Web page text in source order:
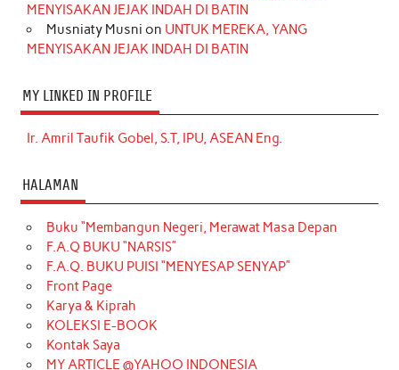
MENYISAKAN JEJAK INDAH DI BATIN
Musniaty Musni on UNTUK MEREKA, YANG
MENYISAKAN JEJAK INDAH DI BATIN
MY LINKED IN PROFILE
Ir. Amril Taufik Gobel, S.T, IPU, ASEAN Eng.
HALAMAN
Buku “Membangun Negeri, Merawat Masa Depan
F.A.Q BUKU “NARSIS”
F.A.Q. BUKU PUISI “MENYESAP SENYAP”
Front Page
Karya & Kiprah
KOLEKSI E-BOOK
Kontak Saya
MY ARTICLE @YAHOO INDONESIA